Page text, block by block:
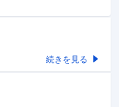
続きを見る